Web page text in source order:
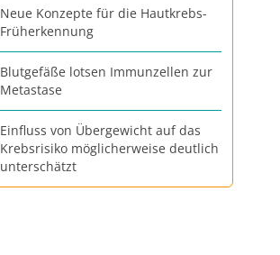
Neue Konzepte für die Hautkrebs-
Früherkennung
Blutgefäße lotsen Immunzellen zur
Metastase
Einfluss von Übergewicht auf das
Krebsrisiko möglicherweise deutlich
unterschätzt